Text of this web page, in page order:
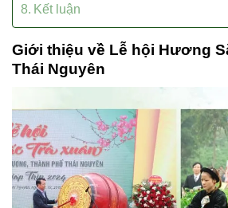
Kết luận
Giới thiệu về Lễ hội Hương
Thái Nguyên